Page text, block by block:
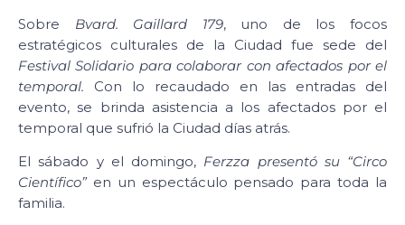
Sobre Bvard. Gaillard 179, uno de los focos
estratégicos culturales de la Ciudad fue sede del
Festival Solidario para colaborar con afectados por el
temporal. Con lo recaudado en las entradas del
evento, se brinda asistencia a los afectados por el
temporal que sufrió la Ciudad días atrás.
El sábado y el domingo, Ferzza presentó su “Circo
Científico” en un espectáculo pensado para toda la
familia.